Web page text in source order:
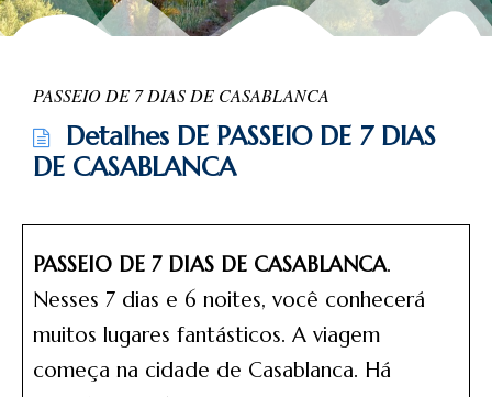
PASSEIO DE 7 DIAS DE CASABLANCA
Detalhes DE PASSEIO DE 7 DIAS
DE CASABLANCA
PASSEIO DE 7 DIAS DE CASABLANCA.
Nesses 7 dias e 6 noites, você conhecerá
muitos lugares fantásticos. A viagem
começa na cidade de Casablanca. Há